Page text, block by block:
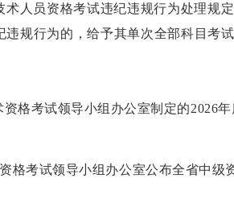
人员资格考试违纪违规行为处理规
规行为的，给予其单次全部科目考
格考试领导小组办公室制定的2026年
格考试领导小组办公室公布全省中级